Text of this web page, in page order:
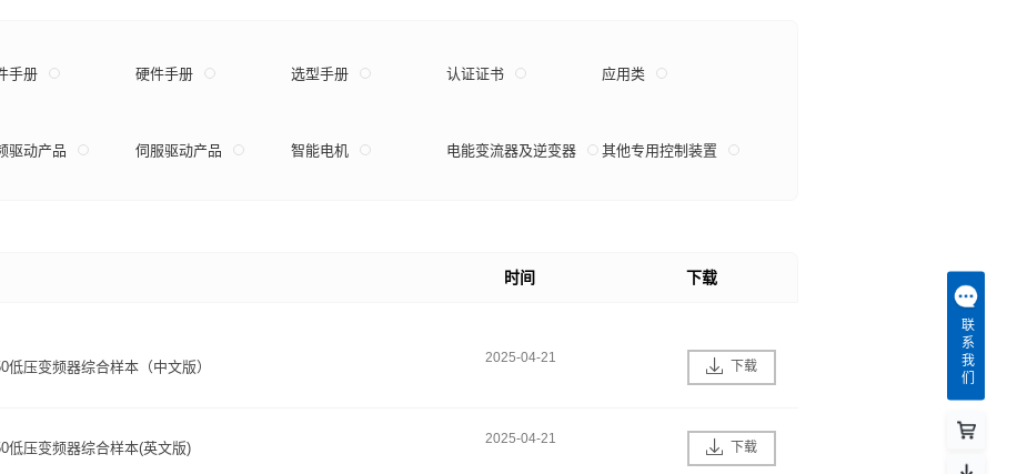
手册 硬件手册 选型手册 认证证书
应用类
驱动产品 伺服驱动产品 智能电机 电能变流器及逆变器 其他专用控制装置
时间 下载
低压变频器综合样本（中文版）
2025-04-21
下载
低压变频器综合样本(英文版)
2025-04-21
下载
联系我们